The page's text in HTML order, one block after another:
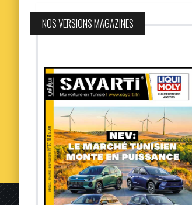
NOS VERSIONS MAGAZINES